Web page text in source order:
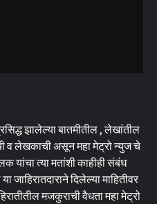
झालेल्या बातमीतील , लेखांतील
व लेखकाची असून महा मेट्रो न्युज चे
त्या मतांशी काहीही संबंध
जाहिरातदाराने दिलेल्या माहितीवर
मजकुराची वैधता महा मेट्रो